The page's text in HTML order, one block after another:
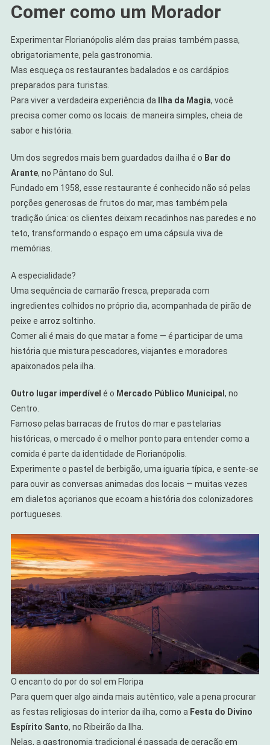
Comer como um Morador
Experimentar Florianópolis além das praias também passa,
obrigatoriamente, pela gastronomia.
Mas esqueça os restaurantes badalados e os cardápios
preparados para turistas.
Para viver a verdadeira experiência da
Ilha da Magia, você
precisa comer como os locais: de maneira simples, cheia de
sabor e história.
Um dos segredos mais bem guardados da ilha é o Bar do
Arante, no Pântano do Sul.
Fundado em 1958, esse restaurante é conhecido não só pelas
porções generosas de frutos do mar, mas também pela
tradição única: os clientes deixam recadinhos nas paredes e no
teto, transformando o espaço em uma cápsula viva de
memórias.
A especialidade?
Uma sequência de camarão fresca, preparada com
ingredientes colhidos no próprio dia, acompanhada de pirão de
peixe e arroz soltinho.
Comer ali é mais do que matar a fome — é participar de uma
história que mistura pescadores, viajantes e moradores
apaixonados pela ilha.
Outro lugar imperdível é o Mercado Público Municipal , no
Centro.
Famoso pelas barracas de frutos do mar e pastelarias
históricas, o mercado é o melhor ponto para entender como a
comida é parte da identidade de Florianópolis.
Experimente o pastel de berbigão, uma iguaria típica, e sente-se
para ouvir as conversas animadas dos locais — muitas vezes
em dialetos açorianos que ecoam a história dos colonizadores
portugueses.
O encanto do por do sol em Floripa
Para quem quer algo ainda mais autêntico, vale a pena procurar
as festas religiosas do interior da ilha, como a Festa do Divino
Espírito Santo, no Ribeirão da Ilha.
Nelas, a gastronomia tradicional é passada de geração em